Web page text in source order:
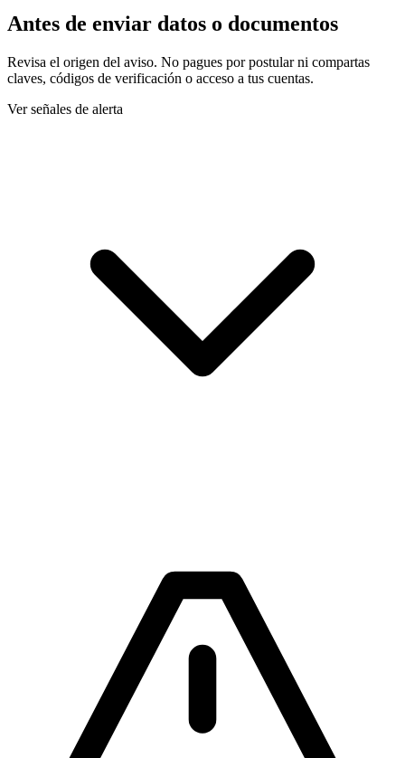
Antes de enviar datos o documentos
Revisa el origen del aviso. No pagues por postular ni compartas
claves, códigos de verificación o acceso a tus cuentas.
Ver señales de alerta